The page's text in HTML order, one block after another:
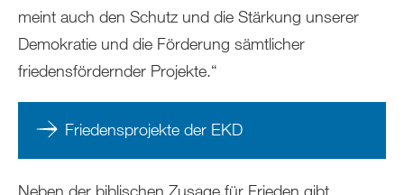
meint auch den Schutz und die Stärkung unserer
Demokratie und die Förderung sämtlicher
friedensfördernder Projekte.“
Friedensprojekte der EKD
Neben der biblischen Zusage für Frieden gibt